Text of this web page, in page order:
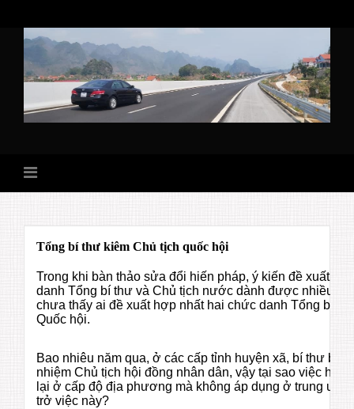
content
Tổng bí thư kiêm Chủ tịch quốc hội
Trong khi bàn thảo sửa đổi hiến pháp, ý kiến đề xuất
danh Tổng bí thư và Chủ tịch nước dành được nhiều sự
chưa thấy ai đề xuất hợp nhất hai chức danh Tổng bí
Quốc hội.
Bao nhiêu năm qua, ở các cấp tỉnh huyện xã, bí thư bên
nhiệm Chủ tịch hội đồng nhân dân, vậy tại sao việc hợp
lại ở cấp độ địa phương mà không áp dụng ở trung
trở việc này?